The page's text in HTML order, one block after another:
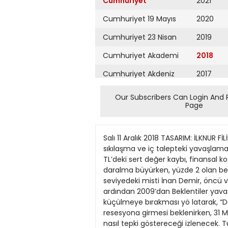
Cumhuriyet 19 Mayıs
Cumhuriyet 23 Nisan
Cumhuriyet Akademi
Cumhuriyet Akdeniz
Cumhuriyet Alışveriş
Cumhuriyet Ankara
Cumhuriyet Büyük
Taaruz
Cumhuriyet
Cumartesi
Cumhuriyet Çevre
2020
2019
2018
2017
2016
2015
2013
2012
2011
2010
2009
Our Subscribers Can Login And
Page
Salı 11 Aralık 2018 TASARIM: İLKNUR FİLİZ ekonomi@cumhuriyet.com.tr Ekonomi ÇAKILDI ekonomi 11 TL’deki değer kaybı, finansal koşullardaki sıkılaşma ve iç talepteki yavaşlamanın etkisiyle 2018’in üçüncü çeyreğinde ekonomideki büyüme yüzde 1.6’ya indi Türkiye ekonomisi TL’deki sert değer kaybı, finansal koşul Resmen lardaki sıkılaşma ve iç talepteki yavaşlamanın etkisiyle üçüncü çeyrekte yüzde 1.6 daralma büyürken, yüzde 2 olan beklentilerin altında kaldı. Uz N omura kıdemli gelişmekte olan piyasalar ekono manlara göre, bu seviyedeki misti İnan Demir, öncü verilerin büyüme rakamı dengelenme ekonominin yaz aylarındaki kur değil çakılma. şokunun ardından 2009’dan Beklentiler yavaşlamanın beri ilk kez daralma süreci yerini bu yılın son çeyreğin ne girdiğine işaret ettiğini an de küçülmeye bırakması yö latarak, “Dördüncü çeyrekte nünde. Gelecek yılın ilk çeyreğinde de GSYH’nin küçülmesiyle ekonominin resesyona girmesi beklenirken, 31 Mart’taki yerel seçim öncesinde işsizlikte artışı da beraberinde getirecek bir küçülmeye hükümetin nasıl tepki göstereceği izlenecek. Türkiye İstatistik Kurumu (TÜİK) verilerine göre gayrisafi yurtiçi hasıla (GSYH) üçüncü çeyrekte mevsimsellikten ve takvim etkisinden arındırılmış veri, önceki dö beklediğimiz yüzde 2.5 daralma, 2018’de büyümenin bir önceki yılki yüzde 7.4’ten yüzde 2.6’ya gerileyeceğini gösteriyor. 2019’da ise yüzde 2.8 daralma bekliyoruz” dedi. Üst düzey bir bankacı, “Ekonomide yavaşlamayı teyit eden ilk veri geldi. Üçüncü çeyrekte bir önceki çeyreğe göre ciddi bir yavaşlama görüyoruz. Bu yavaşlamanın gelecek dönemde her bir çeyrekte kuvvetlenmesi büyük ihtimal. Bu kapsamda hükümetin bu yavaşlama eğilimine nasıl tepki ve neme göre yüzde 1.1 küçüldü. receği çok önemli olacak. An İnşaatta daralma cak talep yönlü teşviklerin tek başına yeterli olmayabilece GSYH dün revize edilen ve ği bir dönemdeyiz. Sorunların rilere göre ilk çeyrekte yüzde AKP hükümeti büyüme ve iş 7.2, ikinci çeyrekte ise yüzde sizlik açısından son 15 yılın en 5.3 büyüdü. Büyümedeki ivme kaybı üçüncü çeyrekte ise belirginleşti. TÜİK verilerine göre 2017 üçüncü çeyrekte büyüme yüzde 11.5 seviyesindeydi. Üçüncü çeyrek büyü kötü ekonomik koşullarda yerel seçime girecek” ifadesini kullandı. Doç. Dr. Ümit Akçay da, bunun ‘dengelenme değil çakılma’ olduğu yorumunda bulundu. mesine üretim kesimlerinin katkıları açısından bakarsak bütün kesimlerde geçen yılın üçüncü çeyreğine göre gerileme oldu. 2017 üçüncü çeyrekte yüzde 18.8